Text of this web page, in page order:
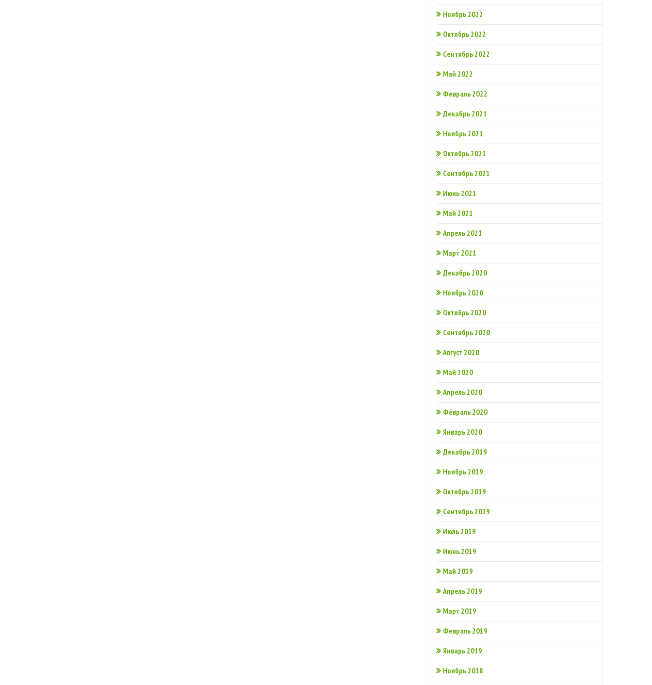
Ноябрь 2022
Октябрь 2022
Сентябрь 2022
Май 2022
Февраль 2022
Декабрь 2021
Ноябрь 2021
Октябрь 2021
Сентябрь 2021
Июнь 2021
Май 2021
Апрель 2021
Март 2021
Декабрь 2020
Ноябрь 2020
Октябрь 2020
Сентябрь 2020
Август 2020
Май 2020
Апрель 2020
Февраль 2020
Январь 2020
Декабрь 2019
Ноябрь 2019
Октябрь 2019
Сентябрь 2019
Июль 2019
Июнь 2019
Май 2019
Апрель 2019
Март 2019
Февраль 2019
Январь 2019
Ноябрь 2018